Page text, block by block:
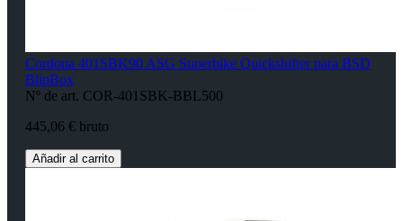
Cordona 401SBK90 ASG Superbike Quickshifter para BSD
BlipBox
Nº de art. COR-401SBK-BBL500
445,06 € bruto
Añadir al carrito